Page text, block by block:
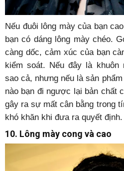
Nếu đuôi lông mày của bạn
bạn có dáng lông mày chéo.
càng dốc, cảm xúc của bạn
kiểm soát. Nếu đây là khuôn
sao cả, nhưng nếu là sản
nào bạn đi ngược lại bản chất
gây ra sự mất cân bằng trong
khó khăn khi đưa ra quyết định.
10. Lông mày cong và cao